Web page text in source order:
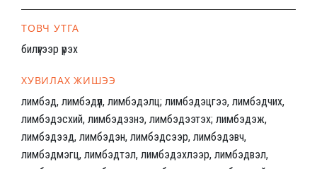
ТОВЧ УТГА
билүүгээр үрэх
ХУВИЛАХ ЖИШЭЭ
лимбэд, лимбэдүүл, лимбэдэлц; лимбэдэцгээ, лимбэдчих,
лимбэдэсхий, лимбэдэзнэ, лимбэдээтэх; лимбэдэж,
лимбэдээд, лимбэдэн, лимбэдсээр, лимбэдэвч,
лимбэдмэгц, лимбэдтэл, лимбэдэхлээр, лимбэдвэл,